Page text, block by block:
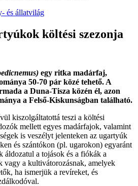
és állatvilág
költési szezonja
egy ritka madárfaj,
50-70 pár közé tehető. A
a Duna-Tisza közén él, azon
a Felső-Kiskunságban található.
kiszolgáltatottá teszi a költési
mellett egyes madárfajok, valamint
is veszélyt jelenteken az ugartyúk
és szántókon (pl. ugarokon) egyaránt
áldozatul a tojások és a fiókák a
vagy a kultivátorozásnak, amelyek
ha ismerjük a revíreket, és